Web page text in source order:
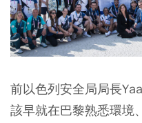
前以色列安全局局長
該早就在巴黎熟悉環境